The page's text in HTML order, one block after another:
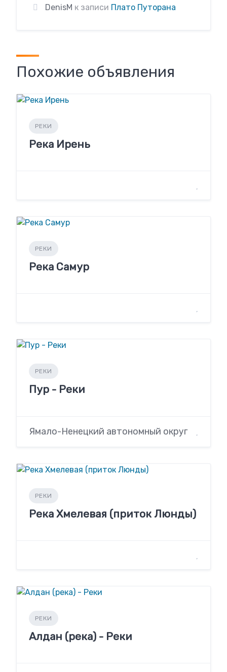
DenisM к записи Плато Путорана
Похожие объявления
РЕКИ
Река Ирень
РЕКИ
Река Самур
РЕКИ
Пур - Реки
Ямало-Ненецкий автономный округ
РЕКИ
Река Хмелевая (приток Люнды)
РЕКИ
Алдан (река) - Реки